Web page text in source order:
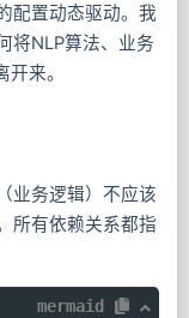
配置动态驱动。我
将NLP算法、业务
来。
业务逻辑）不应该
所有依赖关系都指
mermaid